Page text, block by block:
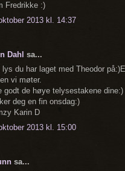
Fredrikke :)
2013 kl. 14:37
Dahl sa...
lys du har laget med Theodor
vi møter.
godt de høye telysestakene dine:)
deg en fin onsdag:)
Karin D
2013 kl. 15:00
sa...